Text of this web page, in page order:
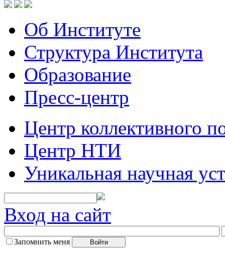
Об Институте
Структура Института
Образование
Пресс-центр
Центр коллективного
Центр НТИ
Уникальная научная
Вход на сайт
Запомнить меня